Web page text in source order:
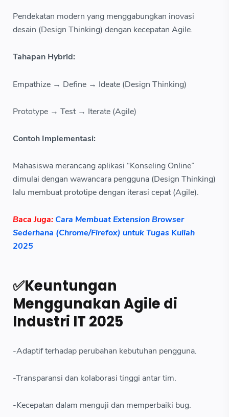
Pendekatan modern yang menggabungkan inovasi
desain (Design Thinking) dengan kecepatan Agile.
Tahapan Hybrid:
Empathize → Define → Ideate (Design Thinking)
Prototype → Test → Iterate (Agile)
Contoh Implementasi:
Mahasiswa merancang aplikasi “Konseling Online”
dimulai dengan wawancara pengguna (Design Thinking)
lalu membuat prototipe dengan iterasi cepat (Agile).
Baca Juga: Cara Membuat Extension Browser
Sederhana (Chrome/Firefox) untuk Tugas Kuliah
2025
✅Keuntungan
Menggunakan Agile di
Industri IT 2025
-Adaptif terhadap perubahan kebutuhan pengguna.
-Transparansi dan kolaborasi tinggi antar tim.
-Kecepatan dalam menguji dan memperbaiki bug.